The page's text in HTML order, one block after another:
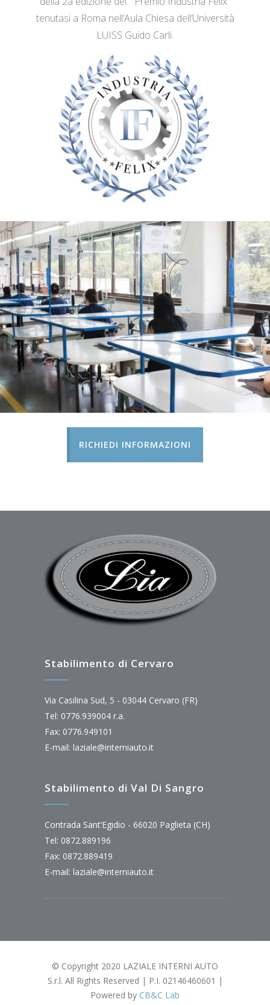
tenutasi a Roma nell’Aula Chiesa dell’Università
LUISS Guido Carli.
RICHIEDI INFORMAZIONI
Stabilimento di Cervaro
Via Casilina Sud, 5 - 03044 Cervaro (FR)
Tel: 0776.939004 r.a.
Fax: 0776.949101
E-mail: laziale@interniauto.it
Stabilimento di Val Di Sangro
Contrada Sant’Egidio - 66020 Paglieta (CH)
Tel: 0872.889196
Fax: 0872.889419
E-mail: laziale@interniauto.it
© Copyright 2020 LAZIALE INTERNI AUTO
S.r.l. All Rights Reserved | P.I. 02146460601 |
Powered by CB&C Lab